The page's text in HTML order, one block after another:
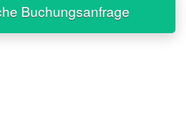
Buchungsanfrage